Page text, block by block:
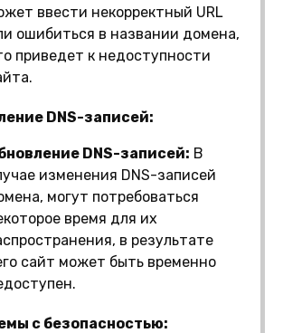
ввести некорректный URL
ошибиться в названии домена,
приведет к недоступности
DNS-записей:
DNS-записей: В
изменения DNS-записей
могут потребоваться
время для их
в результате
сайт может быть временно
с безопасностью: